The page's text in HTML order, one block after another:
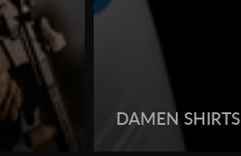
DAMEN SHIRTS